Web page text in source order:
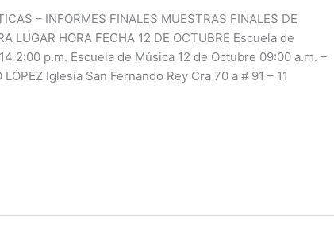
– INFORMES FINALES MUESTRAS FINALES DE
LUGAR HORA FECHA 12 DE OCTUBRE Escuela de
2:00 p.m. Escuela de Música 12 de Octubre 09:00 a.m. –
Iglesia San Fernando Rey Cra 70 a # 91 – 11